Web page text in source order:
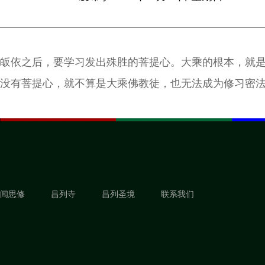
皈依之后，要学习发出殊胜的菩提心。大乘的根本，就
没有菩提心，就不算是大乘佛教徒，也无法成为修习密
闻思修 昌列寺 昌列圣境 联系我们